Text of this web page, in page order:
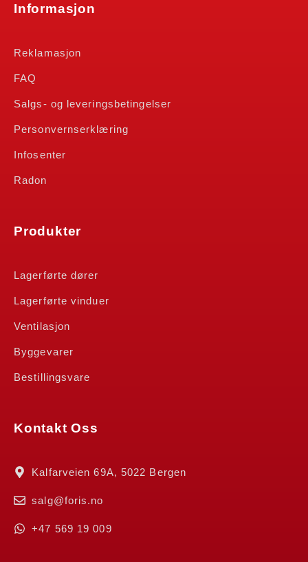
Informasjon
Reklamasjon
FAQ
Salgs- og leveringsbetingelser
Personvernserklæring
Infosenter
Radon
Produkter
Lagerførte dører
Lagerførte vinduer
Ventilasjon
Byggevarer
Bestillingsvare
Kontakt Oss
Kalfarveien 69A, 5022 Bergen
salg@foris.no
+47 569 19 009